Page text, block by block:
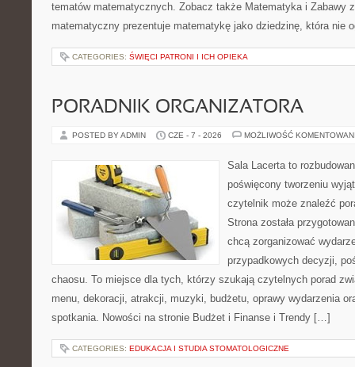
tematów matematycznych. Zobacz także Matematyka i Zabawy
matematyczny prezentuje matematykę jako dziedzinę, która nie
CATEGORIES: ŚWIĘCI PATRONI I ICH OPIEKA
PORADNIK ORGANIZATORA
POSTED BY ADMIN CZE - 7 - 2026 MOŻLIWOŚĆ
Sala Lacerta to
poświęcony tworzeniu
czytelnik może znaleźć
Strona została
chcą zorganizować
przypadkowych decyzji,
chaosu. To miejsce dla tych, którzy szukają czytelnych porad
menu, dekoracji, atrakcji, muzyki, budżetu, oprawy wydarzenia
spotkania. Nowości na stronie Budżet i Finanse i Trendy […]
CATEGORIES: EDUKACJA I STUDIA STOMATOLOGICZNE